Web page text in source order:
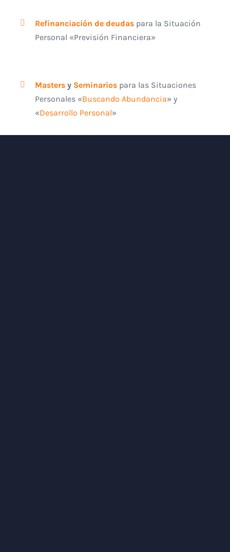
Refinanciación de deudas para la Situación
Personal «Previsión Financiera»
Masters y Seminarios para las Situaciones
Personales «Buscando Abundancia» y
«Desarrollo Personal»